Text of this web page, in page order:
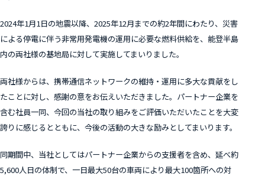
2024年1月1日の地震以降、2025年12月までの約2年間にわたり、災害
による停電に伴う非常用発電機の運用に必要な燃料供給を、能登半島
内の両社様の基地局に対して実施してまいりました。
両社様からは、携帯通信ネットワークの維持・運用に多大な貢献をし
たことに対し、感謝の意をお伝えいただきました。パートナー企業を
含む社員一同、今回の当社の取り組みをご評価いただいたことを大変
誇りに感じるとともに、今後の活動の大きな励みとしてまいります。
同期間中、当社としてはパートナー企業からの支援者を含め、延べ約
5,600人日の体制で、一日最大50台の車両により最大100箇所への対